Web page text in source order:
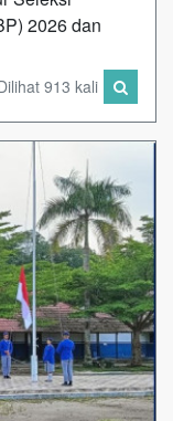
2026 dan
913 kali